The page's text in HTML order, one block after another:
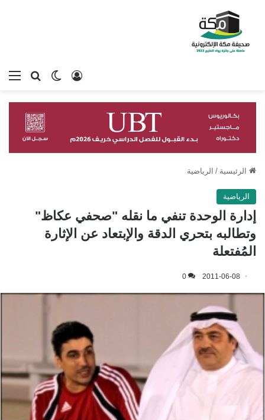
بحثالوضع
تسجيل الدخول
الرئيسية / الرياضية
الرياضية
إدارة الوحدة تنفي ما نقله "صحفي عكاظ"
وتطالبه بتحري الدقة والإبتعاد عن الإثارة
المُفتعلة
2011-06-08
0